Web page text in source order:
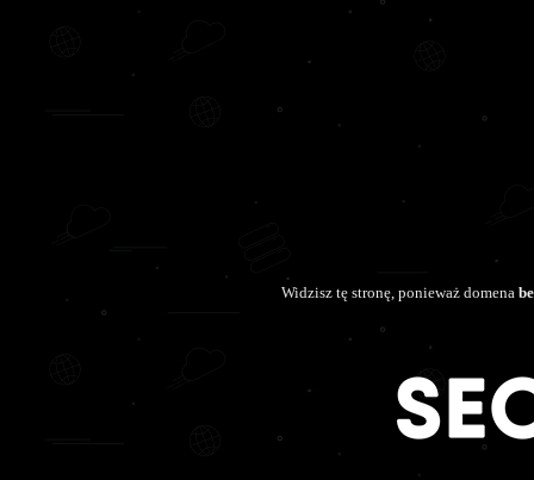
Widzisz tę stronę, ponieważ domena